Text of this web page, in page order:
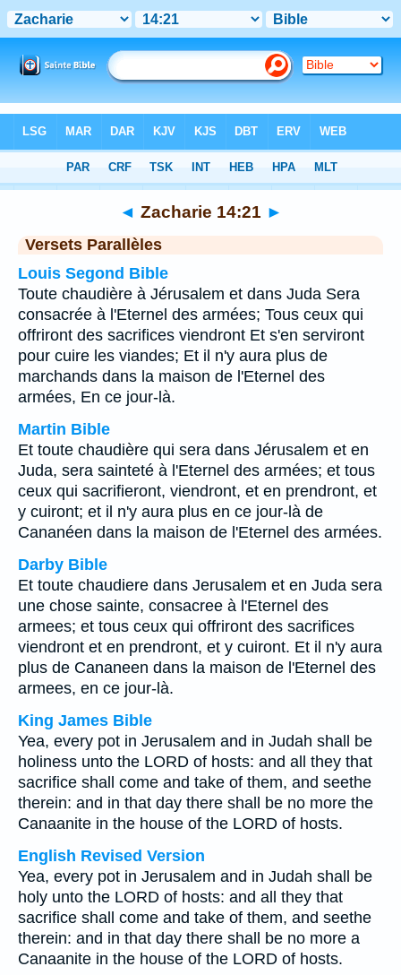
Chapitre 14> Verset 21
◄ Zacharie 14:21 ►
Versets Parallèles
Louis Segond Bible
Toute chaudière à Jérusalem et dans Juda Sera
consacrée à l'Eternel des armées; Tous ceux qui
offriront des sacrifices viendront Et s'en serviront
pour cuire les viandes; Et il n'y aura plus de
marchands dans la maison de l'Eternel des
armées, En ce jour-là.
Martin Bible
Et toute chaudière qui sera dans Jérusalem et en
Juda, sera sainteté à l'Eternel des armées; et tous
ceux qui sacrifieront, viendront, et en prendront, et
y cuiront; et il n'y aura plus en ce jour-là de
Cananéen dans la maison de l'Eternel des armées.
Darby Bible
Et toute chaudiere dans Jerusalem et en Juda sera
une chose sainte, consacree à l'Eternel des
armees; et tous ceux qui offriront des sacrifices
viendront et en prendront, et y cuiront. Et il n'y aura
plus de Cananeen dans la maison de l'Eternel des
armees, en ce jour-là.
King James Bible
Yea, every pot in Jerusalem and in Judah shall be
holiness unto the LORD of hosts: and all they that
sacrifice shall come and take of them, and seethe
therein: and in that day there shall be no more the
Canaanite in the house of the LORD of hosts.
English Revised Version
Yea, every pot in Jerusalem and in Judah shall be
holy unto the LORD of hosts: and all they that
sacrifice shall come and take of them, and seethe
therein: and in that day there shall be no more a
Canaanite in the house of the LORD of hosts.